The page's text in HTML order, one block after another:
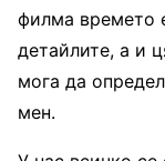
филма времето
детайлите, а и
мога да
мен.